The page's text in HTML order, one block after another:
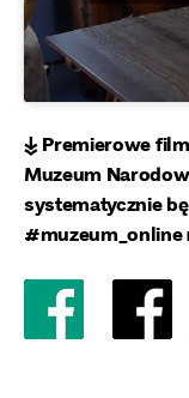
↡ Premierowe
Muzeum
systematycznie